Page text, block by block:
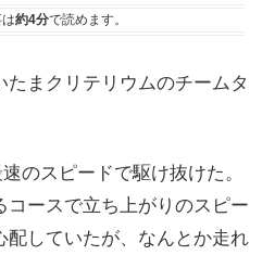
約4分で読めます。
たまクリテリウムのチームタ
のスピードで駆け抜けた。
コースで立ち上がりのスピー
配していたが、なんとか走れ